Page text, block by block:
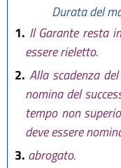
Durata del
1. Il Garante resta
essere rieletto.
2. Alla scadenza
nomina del
tempo non
deve essere
3. abrogato.